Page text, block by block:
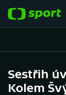
Hokej
Sestřih
Kolem